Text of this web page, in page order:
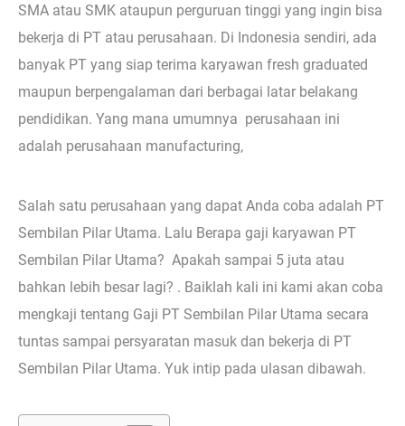
SMA atau SMK ataupun perguruan tinggi yang ingin bisa
bekerja di PT atau perusahaan. Di Indonesia sendiri, ada
banyak PT yang siap terima karyawan fresh graduated
maupun berpengalaman dari berbagai latar belakang
pendidikan. Yang mana umumnya perusahaan ini
adalah perusahaan manufacturing,
Salah satu perusahaan yang dapat Anda coba adalah PT
Sembilan Pilar Utama. Lalu Berapa gaji karyawan PT
Sembilan Pilar Utama? Apakah sampai 5 juta atau
bahkan lebih besar lagi? . Baiklah kali ini kami akan coba
mengkaji tentang Gaji PT Sembilan Pilar Utama secara
tuntas sampai persyaratan masuk dan bekerja di PT
Sembilan Pilar Utama. Yuk intip pada ulasan dibawah.